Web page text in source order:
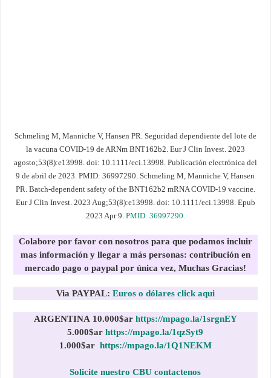
Schmeling M, Manniche V, Hansen PR. Seguridad dependiente del lote de
la vacuna COVID-19 de ARNm BNT162b2. Eur J Clin Invest. 2023
agosto;53(8):e13998. doi: 10.1111/eci.13998. Publicación electrónica del
9 de abril de 2023. PMID: 36997290. Schmeling M, Manniche V, Hansen
PR. Batch-dependent safety of the BNT162b2 mRNA COVID-19 vaccine.
Eur J Clin Invest. 2023 Aug;53(8):e13998. doi: 10.1111/eci.13998. Epub
2023 Apr 9. PMID: 36997290.
Colabore por favor con nosotros para que podamos incluir
mas información y llegar a más personas: contribución en
mercado pago o paypal por única vez, Muchas Gracias!
Via PAYPAL: Euros o dólares click aqui
ARGENTINA 10.000$ar https://mpago.la/1srgnEY
5.000$arhttps://mpago.la/1qzSyt9
1.000$ar https://mpago.la/1Q1NEKM
Solicite nuestro CBU contactenos